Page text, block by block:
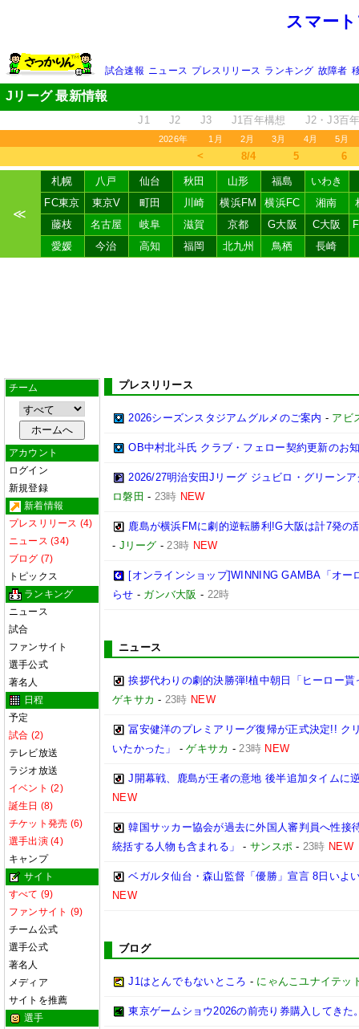
スマー
試合速報 ニュース プレスリリース ランキング 故障者
Jリーグ 最新情報
J1 J2 J3 J1百年構想 J2・J3百
2026年 1月 2月 3月 4月 5月
＜ 8/4 5 6
≪
札幌 八戸 仙台 秋田 山形 福島
いわき
FC東京
東京V 町田 川崎 横浜FM 横浜FC 湘南
藤枝
名古屋 岐阜 滋賀 京都 G大阪 C大阪
愛媛
今治 高知 福岡 北九州 鳥栖 長崎
チーム
アカウント
ログイン
新規登録
新着情報
プレスリリース (4)
ニュース (34)
ブログ (7)
トピックス
ランキング
ニュース
試合
ファンサイト
選手公式
著名人
日程
予定
試合 (2)
テレビ放送
ラジオ放送
イベント (2)
誕生日 (8)
チケット発売 (6)
選手出演 (4)
キャンプ
サイト
すべて (9)
ファンサイト (9)
チーム公式
選手公式
著名人
メディア
サイトを推薦
選手
プレスリリース
2026シーズンスタジアムグルメのご案内 - アビ
OB中村北斗氏 クラブ・フェロー契約更新のお
2026/27明治安田Jリーグ ジュビロ・グリーン
ロ磐田 - 23時 NEW
鹿島が横浜FMに劇的逆転勝利!G大阪は計7発
- Jリーグ -23時 NEW
[オンラインショップ]WINNING GAMBA「オ
らせ - ガンバ大阪 - 22時
ニュース
挨拶代わりの劇的決勝弾!植中朝日「ヒーロー
ゲキサカ - 23時 NEW
冨安健洋のプレミアリーグ復帰が正式決定!! ク
いたかった」
-ゲキサカ -23時 NEW
J開幕戦、鹿島が王者の意地 後半追加タイムに
NEW
韓国サッカー協会が過去に外国人審判員へ性
統括する人物も含まれる」
-サンスポ - 23時 NEW
ベガルタ仙台・森山監督「優勝」宣言 8日いよ
NEW
ブログ
J1はとんでもないところ - にゃんこユナイテッ
東京ゲームショウ2026の前売り券購入してきた